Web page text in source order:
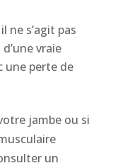
ne s’agit pas
vraie
une perte de
jambe ou si
un